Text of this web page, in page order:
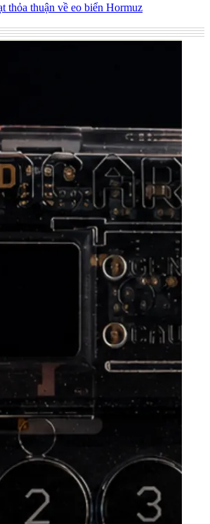
thỏa thuận về eo biển Hormuz